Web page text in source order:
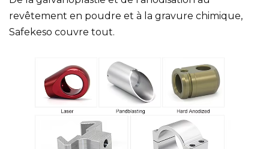
revêtement en poudre et à la gravure chimique,
Safekeso couvre tout.